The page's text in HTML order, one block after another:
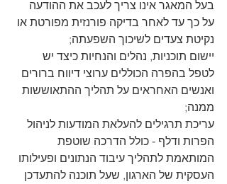
בעל המאגר אינו צריך לעכב את ההודעה
על כך עד לאחר בדיקה פורנזית מפורטת או
נקיטת צעדים לשיכוך השפעתה;
יישום תוכניות, נהלים והנחיות כיצד יש
לטפל בהפרה הכוללים ערוצי דיווח ברורים
ואנשים האחראים על תהליך ההתאוששות
ממנה;
עריכת תרגילים להעלאת המודעות לניהול
הפרות ודלף - כולל הדרכה שוטפת
המותאמת לתהליך עיבוד הנתונים ופעילותו
העסקית של הארגון, שעל תוכנה להתעדכן